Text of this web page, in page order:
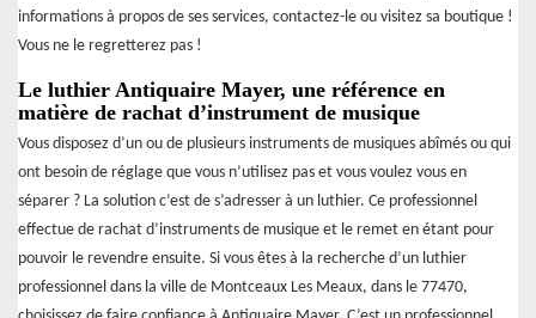
informations à propos de ses services, contactez-le ou visitez sa boutique !
Vous ne le regretterez pas !
Le luthier Antiquaire Mayer, une référence en
matière de rachat d’instrument de musique
Vous disposez d’un ou de plusieurs instruments de musiques abîmés ou qui
ont besoin de réglage que vous n’utilisez pas et vous voulez vous en
séparer ? La solution c’est de s’adresser à un luthier. Ce professionnel
effectue de rachat d’instruments de musique et le remet en étant pour
pouvoir le revendre ensuite. Si vous êtes à la recherche d’un luthier
professionnel dans la ville de Montceaux Les Meaux, dans le 77470,